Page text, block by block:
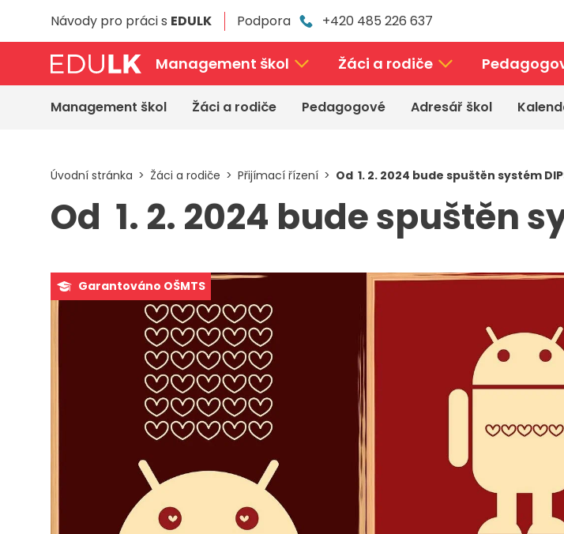
Návody pro práci s EDULK Podpora +420 485 226 637
Management škol Žáci a rodiče
Management škol Žáci a rodiče Pedagogové Adresář škol
Úvodní stránka Žáci a rodiče Přijímací řízení Od 1. 2. 2024 bude spuštěn systém
Od 1. 2. 2024 bude spuštěn
Garantováno OŠMTS